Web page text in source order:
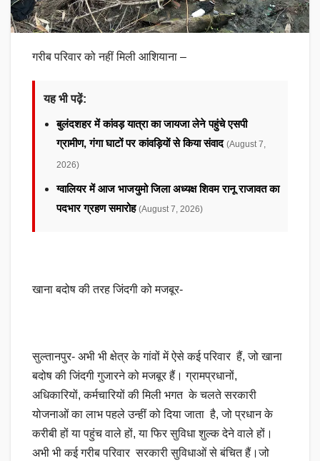
गरीब परिवार को नहीं मिली आशियाना –
यह भी पढ़ें:
बुलंदशहर में कांवड़ यात्रा का जायजा लेने पहुंचे एसपी
ग्रामीण, गंगा घाटों पर कांवड़ियों से किया संवाद (August 7,
2026)
ग्वालियर में आज भाजयुमो जिला अध्यक्ष शिवम रानू राजावत का
पदभार ग्रहण समारोह (August 7, 2026)
खाना बदोष की तरह जिंदगी को मजबूर-
सुल्तानपुर- अभी भी क्षेत्र के गांवों में ऐसे कई परिवार हैं, जो खाना
बदोष की जिंदगी गुजारने को मजबूर हैं। ग्रामप्रधानों,
अधिकारियों, कर्मचारियों की मिली भगत के चलते सरकारी
योजनाओं का लाभ पहले उन्हीं को दिया जाता है, जो प्रधान के
करीबी हों या पहुंच वाले हों, या फिर सुविधा शुल्क देने वाले हों।
अभी भी कई गरीब परिवार सरकारी सुविधाओं से बंचित हैं।जो